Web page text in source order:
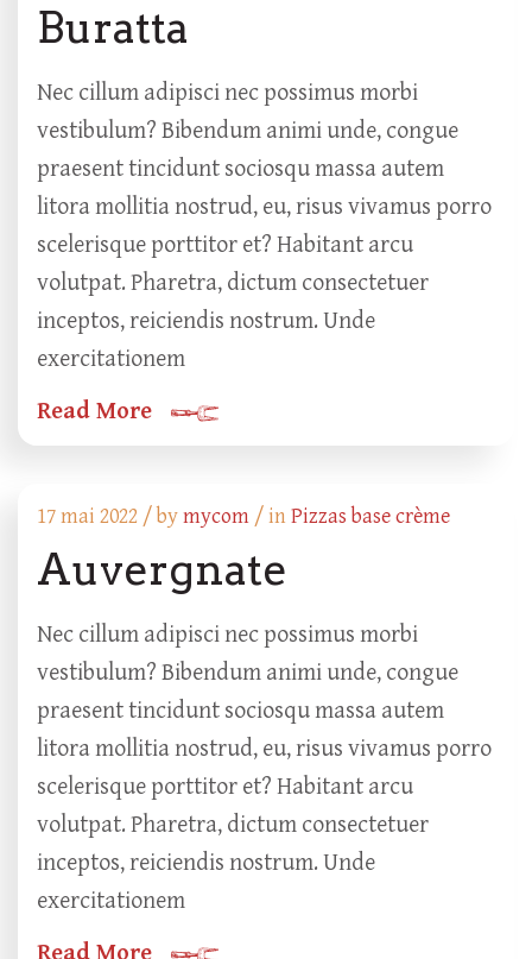
Buratta
Nec cillum adipisci nec possimus morbi
vestibulum? Bibendum animi unde, congue
praesent tincidunt sociosqu massa autem
litora mollitia nostrud, eu, risus vivamus porro
scelerisque porttitor et? Habitant arcu
volutpat. Pharetra, dictum consectetuer
inceptos, reiciendis nostrum. Unde
exercitationem
Read More
17 mai 2022 /bymycom / inPizzas base crème
Auvergnate
Nec cillum adipisci nec possimus morbi
vestibulum? Bibendum animi unde, congue
praesent tincidunt sociosqu massa autem
litora mollitia nostrud, eu, risus vivamus porro
scelerisque porttitor et? Habitant arcu
volutpat. Pharetra, dictum consectetuer
inceptos, reiciendis nostrum. Unde
exercitationem